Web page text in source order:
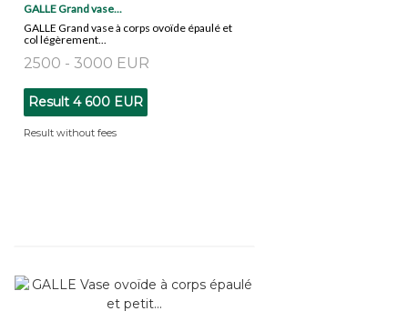
GALLE Grand vase...
GALLE Grand vase à corps ovoïde épaulé et
col légèrement...
2500 - 3000 EUR
Result 4 600 EUR
Result without fees